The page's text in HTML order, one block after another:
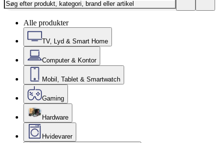
Alle produkter
TV, Lyd & Smart Home
Computer & Kontor
Mobil, Tablet & Smartwatch
Gaming
Hardware
Hvidevarer